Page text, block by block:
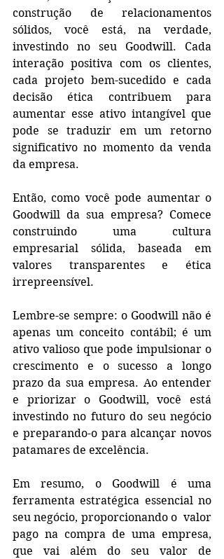
construção de relacionamentos
sólidos, você está, na verdade,
investindo no seu Goodwill. Cada
interação positiva com os clientes,
cada projeto bem-sucedido e cada
decisão ética contribuem para
aumentar esse ativo intangível que
pode se traduzir em um retorno
significativo no momento da venda
da empresa.
Então, como você pode aumentar o
Goodwill da sua empresa? Comece
construindo uma cultura
empresarial sólida, baseada em
valores transparentes e ética
irrepreensível.
Lembre-se sempre: o Goodwill não é
apenas um conceito contábil; é um
ativo valioso que pode impulsionar o
crescimento e o sucesso a longo
prazo da sua empresa. Ao entender
e priorizar o Goodwill, você está
investindo no futuro do seu negócio
e preparando-o para alcançar novos
patamares de excelência.
Em resumo, o Goodwill é uma
ferramenta estratégica essencial no
seu negócio, proporcionando o  valor
pago na compra de uma empresa,
que vai além do seu valor de